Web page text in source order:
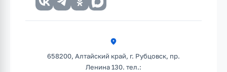
658200, Алтайский край, г. Рубцовск, пр.
Ленина 130. тел.: